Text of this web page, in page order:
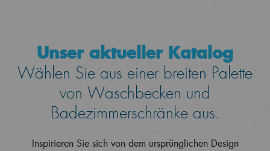
Unser aktueller Katalog
Wählen Sie aus einer breiten Palette
von Waschbecken und
Badezimmerschränke aus.
Inspirieren Sie sich von dem ursprünglichen Design